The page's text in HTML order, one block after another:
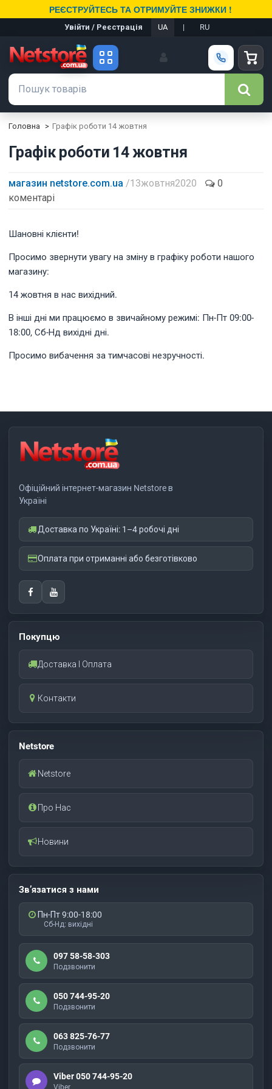
РЕЄСТРУЙТЕСЬ ТА ОТРИМУЙТЕ ЗНИЖКИ !
Увійти / Реєстрація UA | RU
Головна Графік роботи 14 жовтня
Графік роботи 14 жовтня
магазин netstore.com.ua / 13 жовтня 2020
0
коментарі
Шановні клієнти!
Просимо звернути увагу на зміну в графіку роботи нашого
магазину:
14 жовтня в нас вихідний.
В інші дні ми працюємо в звичайному режимі: Пн-Пт 09:00-
18:00, Сб-Нд вихідні дні.
Просимо вибачення за тимчасові незручності.
Офіційний інтернет-магазин Netstore в
Україні
Доставка по Україні: 1–4 робочі дні
Оплата при отриманні або безготівково
Покупцю
Доставка І Оплата
Контакти
Netstore
Netstore
Про Нас
Новини
Зв’язатися з нами
Пн-Пт 9:00-18:00
Сб-Нд: вихідні
097 58-58-303
Подзвонити
050 744-95-20
Подзвонити
063 825-76-77
Подзвонити
Viber 050 744-95-20
Viber